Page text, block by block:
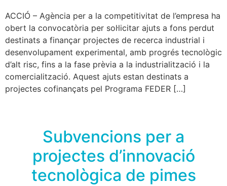
ACCIÓ – Agència per a la competitivitat de l’empresa ha
obert la convocatòria per sol·licitar ajuts a fons perdut
destinats a finançar projectes de recerca industrial i
desenvolupament experimental, amb progrés tecnològic
d’alt risc, fins a la fase prèvia a la industrialització i la
comercialització. Aquest ajuts estan destinats a
projectes cofinançats pel Programa FEDER […]
Subvencions per a
projectes d’innovació
tecnològica de pimes